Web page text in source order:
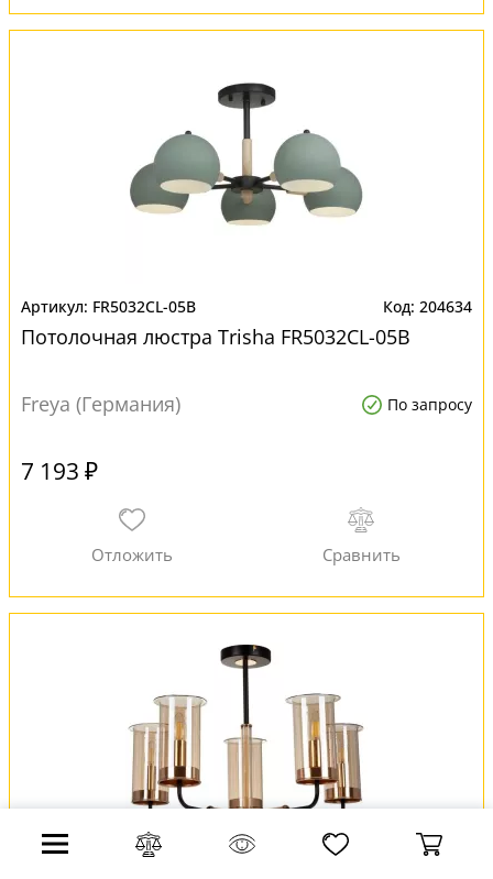
FR5032CL-05B 204634
Потолочная люстра Trisha FR5032CL-05B
Freya (Германия) По запросу
7 193 ₽